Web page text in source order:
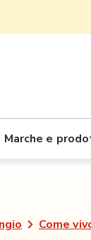
Marche e
Come